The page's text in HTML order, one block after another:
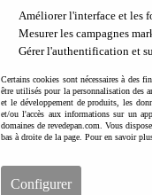
Améliorer l'interface et les
Mesurer les campagnes
Gérer l'authentification et
Certains cookies sont nécessaires à des
être utilisés pour la personnalisation des
et le développement de produits, les
et/ou l'accès aux informations sur un
domaines de revedepan.com. Vous
bas à droite de la page. Pour en savoir
Configurer